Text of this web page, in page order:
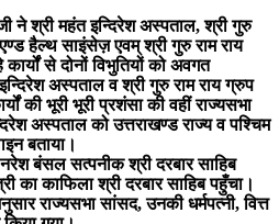
ने श्री महंत इन्दिरेश अस्पताल, श्री गुरु
हैल्थ साइंसेज़ एवम् श्री गुरु राम राय
से दोनों विभुतियों को अवगत
अस्पताल व श्री गुरु राम राय ग्रुप
की भूरी भूरी प्रशंसा की वहीं राज्यसभा
अस्पताल को उत्तराखण्ड राज्य व पश्चिम
बताया।
बंसल सत्पनीक श्री दरबार साहिब
का काफिला श्री दरबार साहिब पहुँचा।
राज्यसभा सांसद, उनकी धर्मपत्नी, वित्त